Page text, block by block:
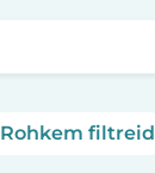
Rohkem filtreid